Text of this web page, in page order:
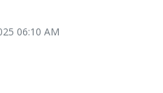
06:10 AM